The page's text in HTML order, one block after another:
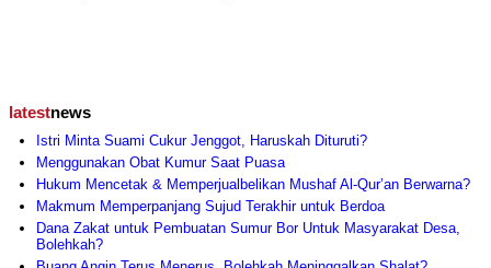
latestnews
Istri Minta Suami Cukur Jenggot, Haruskah Dituruti?
Menggunakan Obat Kumur Saat Puasa
Hukum Mencetak & Memperjualbelikan Mushaf Al-Qur’an Berwarna?
Makmum Memperpanjang Sujud Terakhir untuk Berdoa
Dana Zakat untuk Pembuatan Sumur Bor Untuk Masyarakat Desa,
Bolehkah?